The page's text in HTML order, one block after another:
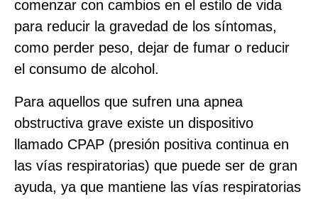
comenzar con cambios en el estilo de vida
para reducir la gravedad de los síntomas,
como perder peso, dejar de fumar o reducir
el consumo de alcohol.
Para aquellos que sufren una apnea
obstructiva grave existe un dispositivo
llamado CPAP (presión positiva continua en
las vías respiratorias) que puede ser de gran
ayuda, ya que mantiene las vías respiratorias